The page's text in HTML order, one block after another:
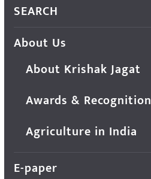
SEARCH
About Us
About Krishak Jagat
Awards & Recognition
Agriculture in India
E-paper